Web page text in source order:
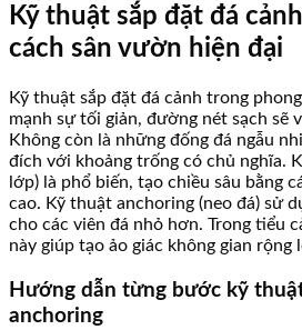
Kỹ thuật sắp đặt đá
cách sân vườn hiện đại
Kỹ thuật sắp đặt đá cảnh trong
mạnh sự tối giản, đường nét sạch sẽ
Không còn là những đống đá ngẫu
đích với khoảng trống có chủ nghĩa.
lớp) là phổ biến, tạo chiều sâu bằng
cao. Kỹ thuật anchoring (neo đá) sử
cho các viên đá nhỏ hơn. Trong tiểu
này giúp tạo ảo giác không gian
Hướng dẫn từng bước kỹ
anchoring